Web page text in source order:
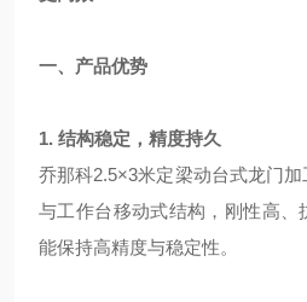
一、产品优势
1. 结构稳定，精度持久
乔那科2.5×3米定梁动台式龙门加
与工作台移动式结构，刚性高、
能保持高精度与稳定性。